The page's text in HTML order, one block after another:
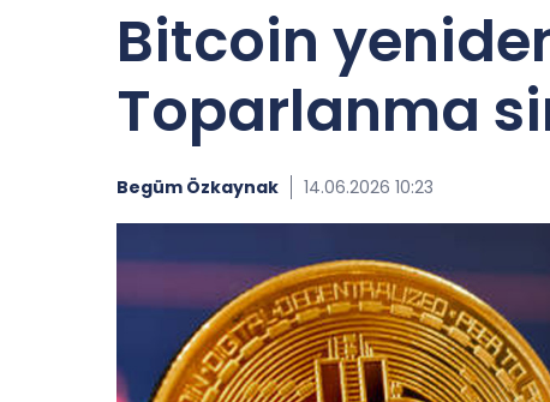
Bitcoin
Toparlanma
Begüm Özkaynak 14.06.2026 10:23